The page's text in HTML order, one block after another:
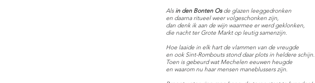
Als in den Bonten Osde glazen leeggedronken
en daarna ritueel weer volgeschonken zijn,
dan denk ik aan de wijn waarmee er werd geklonken,
die nacht ter Grote Markt op leutig samenzijn.
Hoe laaide in elk hart de vlammen van de vreugde
en ook Sint-Rombouts stond daar plots in heldere schijn.
Toen is gebeurd wat Mechelen eeuwen heugde
en waarom nu haar mensen maneblussers zijn.